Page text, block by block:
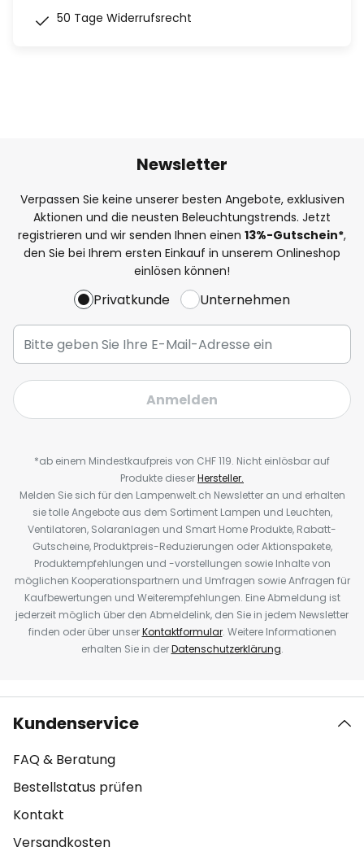
50 Tage Widerrufsrecht
Newsletter
Verpassen Sie keine unserer besten Angebote, exklusiven
Aktionen und die neusten Beleuchtungstrends. Jetzt
registrieren und wir senden Ihnen einen 13%-Gutschein*,
den Sie bei Ihrem ersten Einkauf in unserem Onlineshop
einlösen können!
Privatkunde Unternehmen
Anmelden
*ab einem Mindestkaufpreis von CHF 119. Nicht einlösbar auf
Produkte dieserHersteller.
Melden Sie sich für den Lampenwelt.ch Newsletter an und erhalten
sie tolle Angebote aus dem Sortiment Lampen und Leuchten,
Ventilatoren, Solaranlagen und Smart Home Produkte, Rabatt-
Gutscheine, Produktpreis-Reduzierungen oder Aktionspakete,
Produktempfehlungen und -vorstellungen sowie Inhalte von
möglichen Kooperationspartnern und Umfragen sowie Anfragen für
Kaufbewertungen und Weiterempfehlungen. Eine Abmeldung ist
jederzeit möglich über den Abmeldelink, den Sie in jedem Newsletter
finden oder über unserKontaktformular. Weitere Informationen
erhalten Sie in derDatenschutzerklärung.
Kundenservice
FAQ & Beratung
Bestellstatus prüfen
Kontakt
Versandkosten